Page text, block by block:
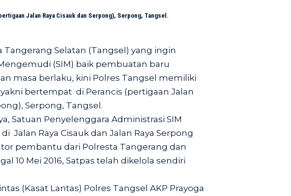
Jalan Raya Cisauk dan Serpong), Serpong, Tangsel.
Tangerang Selatan (Tangsel) yang ingin
(SIM) baik pembuatan baru
masa berlaku, kini Polres Tangsel memiliki
bertempat di Perancis (pertigaan Jalan
Serpong, Tangsel.
Satuan Penyelenggara Administrasi SIM
Jalan Raya Cisauk dan Jalan Raya Serpong
pembantu dari Polresta Tangerang dan
10 Mei 2016, Satpas telah dikelola sendiri
(Kasat Lantas) Polres Tangsel AKP Prayoga